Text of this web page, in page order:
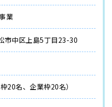
業
市中区上島5丁目23-30
20名、企業枠20名）